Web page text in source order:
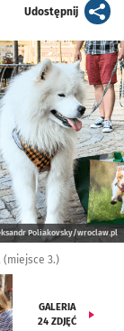
Udostępnijartykuł
Poliakovsky/wroclaw.pl
(miejsce 3.)
GALERIA
24 ZDJĘĆ